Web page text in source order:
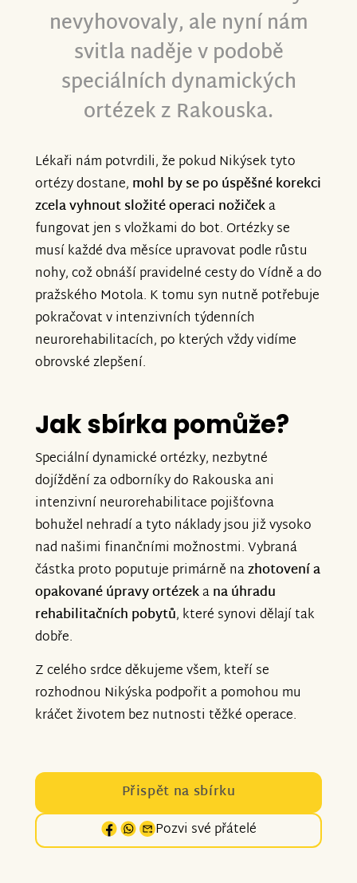
nevyhovovaly, ale nyní nám
svitla naděje v podobě
speciálních dynamických
ortézek z Rakouska.
Lékaři nám potvrdili, že pokud Nikýsek tyto
ortézy dostane, mohl by se po úspěšné korekci
zcela vyhnout složité operaci nožičeka
fungovat jen s vložkami do bot. Ortézky se
musí každé dva měsíce upravovat podle růstu
nohy, což obnáší pravidelné cesty do Vídně a do
pražského Motola. K tomu syn nutně potřebuje
pokračovat v intenzivních týdenních
neurorehabilitacích, po kterých vždy vidíme
obrovské zlepšení.
Jak sbírka pomůže?
Speciální dynamické ortézky, nezbytné
dojíždění za odborníky do Rakouska ani
intenzivní neurorehabilitace pojišťovna
bohužel nehradí a tyto náklady jsou již vysoko
nad našimi finančními možnostmi. Vybraná
částka proto poputuje primárně nazhotovení a
opakované úpravy ortézekana úhradu
rehabilitačních pobytů, které synovi dělají tak
dobře.
Z celého srdce děkujeme všem, kteří se
rozhodnou Nikýska podpořit a pomohou mu
kráčet životem bez nutnosti těžké operace.
Přispět na sbírku
Pozvi své přátelé